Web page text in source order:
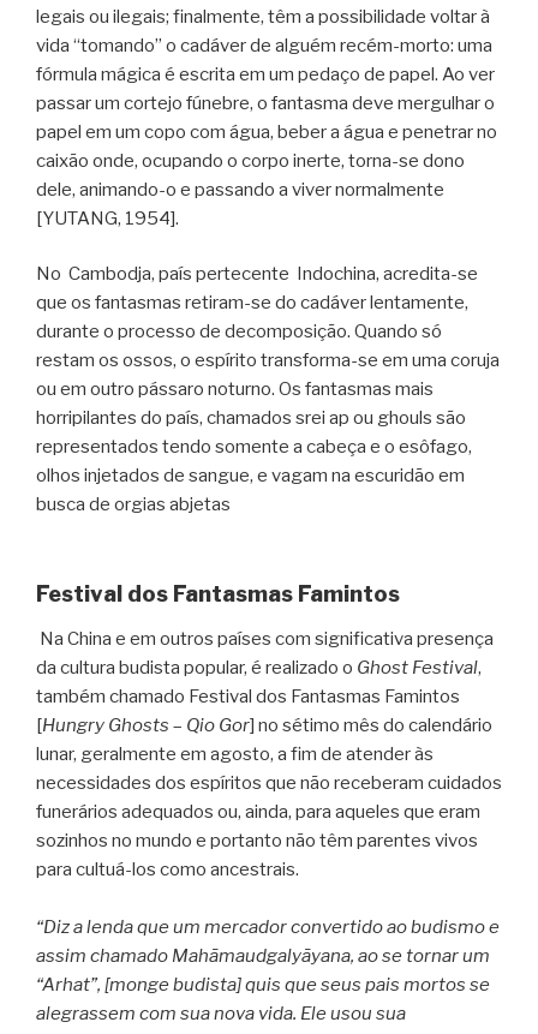
legais ou ilegais; finalmente, têm a possibilidade voltar à
vida “tomando” o cadáver de alguém recém-morto: uma
fórmula mágica é escrita em um pedaço de papel. Ao ver
passar um cortejo fúnebre, o fantasma deve mergulhar o
papel em um copo com água, beber a água e penetrar no
caixão onde, ocupando o corpo inerte, torna-se dono
dele, animando-o e passando a viver normalmente
[YUTANG, 1954].
No Cambodja, país pertecente Indochina, acredita-se
que os fantasmas retiram-se do cadáver lentamente,
durante o processo de decomposição. Quando só
restam os ossos, o espírito transforma-se em uma coruja
ou em outro pássaro noturno. Os fantasmas mais
horripilantes do país, chamados srei ap ou ghouls são
representados tendo somente a cabeça e o esôfago,
olhos injetados de sangue, e vagam na escuridão em
busca de orgias abjetas
Festival dos Fantasmas Famintos
Na China e em outros países com significativa presença
da cultura budista popular, é realizado o Ghost Festival,
também chamado Festival dos Fantasmas Famintos
[Hungry Ghosts – Qio Gor] no sétimo mês do calendário
lunar, geralmente em agosto, a fim de atender às
necessidades dos espíritos que não receberam cuidados
funerários adequados ou, ainda, para aqueles que eram
sozinhos no mundo e portanto não têm parentes vivos
para cultuá-los como ancestrais.
“Diz a lenda que um mercador convertido ao budismo e
assim chamado Mahāmaudgalyāyana, ao se tornar um
“Arhat”, [monge budista] quis que seus pais mortos se
alegrassem com sua nova vida. Ele usou sua